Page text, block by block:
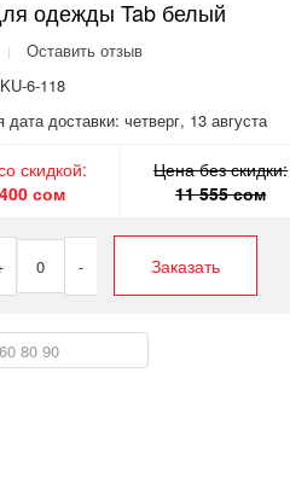
одежды Tab белый
Оставить отзыв
6-118
доставки: четверг, 13 августа
скидкой:
сом
Цена без скидки:
11 555 сом
0 - Заказать